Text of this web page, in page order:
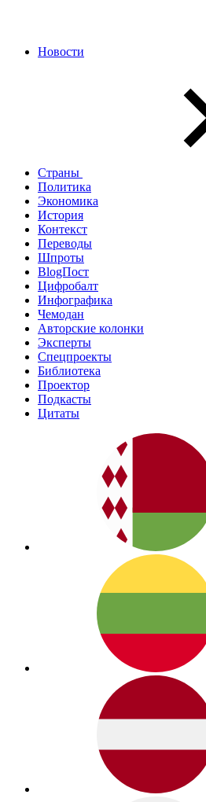
Новости
Страны
Политика
Экономика
История
Контекст
Переводы
Шпроты
BlogПост
Цифробалт
Инфографика
Чемодан
Авторские колонки
Эксперты
Спецпроекты
Библиотека
Проектор
Подкасты
Цитаты